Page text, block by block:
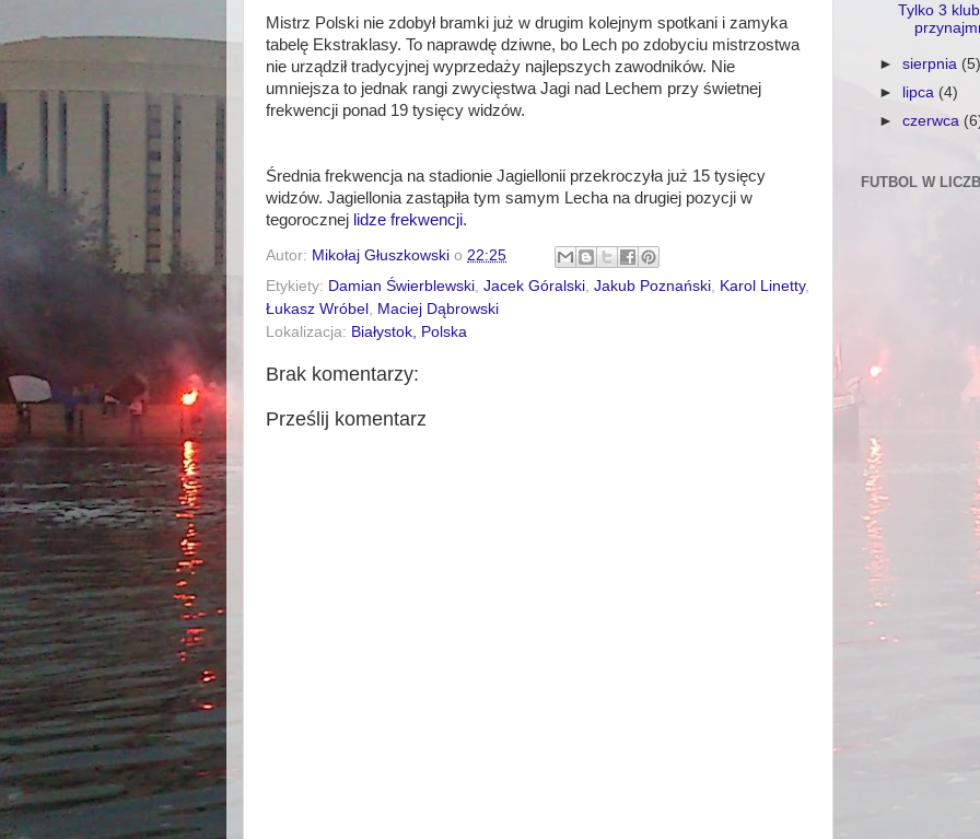
Mistrz Polski nie zdobył bramki już w drugim kolejnym spotkani i zamyka
tabelę Ekstraklasy. To naprawdę dziwne, bo Lech po zdobyciu mistrzostwa
nie urządził tradycyjnej wyprzedaży najlepszych zawodników. Nie
umniejsza to jednak rangi zwycięstwa Jagi nad Lechem przy świetnej
frekwencji ponad 19 tysięcy widzów.
Średnia frekwencja na stadionie Jagiellonii przekroczyła już 15 tysięcy
widzów. Jagiellonia zastąpiła tym samym Lecha na drugiej pozycji w
tegorocznej lidze frekwencji.
Autor: Mikołaj Głuszkowski o 22:25
Etykiety: Damian Świerblewski Jacek Góralski Jakub Poznański Karol Linetty,
Łukasz Wróbel
Maciej Dąbrowski
Lokalizacja: Białystok, Polska
Brak komentarzy:
Prześlij komentarz
Tylko 3
►sierpnia
►
lipca (4)
►czerwca
FUTBOL W